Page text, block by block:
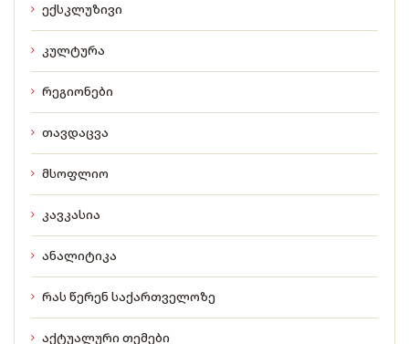
ექსკლუზივი
კულტურა
რეგიონები
თავდაცვა
მსოფლიო
კავკასია
ანალიტიკა
რას წერენ საქართველოზე
აქტუალური თემები